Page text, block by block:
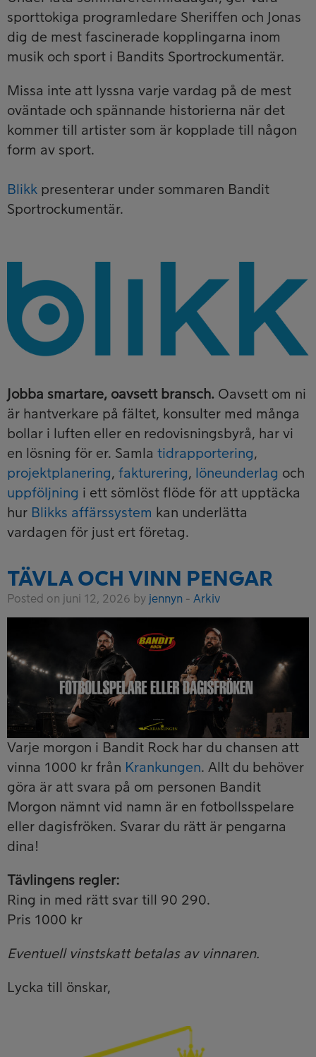
sporttokiga programledare Sheriffen och Jonas
dig de mest fascinerade kopplingarna inom
musik och sport i Bandits Sportrockumentär.
Missa inte att lyssna varje vardag på de mest
oväntade och spännande historierna när det
kommer till artister som är kopplade till någon
form av sport.
Blikk presenterar under sommaren Bandit
Sportrockumentär.
Jobba smartare, oavsett bransch. Oavsett om ni
är hantverkare på fältet, konsulter med många
bollar i luften eller en redovisningsbyrå, har vi
en lösning för er. Samla tidrapportering,
projektplanering, fakturering, löneunderlag och
uppföljning i ett sömlöst flöde för att upptäcka
hur Blikks affärssystem kan underlätta
vardagen för just ert företag.
TÄVLA OCH VINN PENGAR
Posted on juni 12, 2026 by jennyn - Arkiv
Varje morgon i Bandit Rock har du chansen att
vinna 1000 kr från Krankungen. Allt du behöver
göra är att svara på om personen Bandit
Morgon nämnt vid namn är en fotbollsspelare
eller dagisfröken. Svarar du rätt är pengarna
dina!
Tävlingens regler:
Ring in med rätt svar till 90 290.
Pris 1000 kr
Eventuell vinstskatt betalas av vinnaren.
Lycka till önskar,